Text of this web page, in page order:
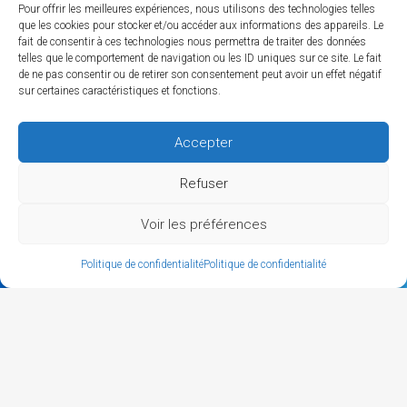
Pour offrir les meilleures expériences, nous utilisons des technologies telles
que les cookies pour stocker et/ou accéder aux informations des appareils. Le
fait de consentir à ces technologies nous permettra de traiter des données
telles que le comportement de navigation ou les ID uniques sur ce site. Le fait
de ne pas consentir ou de retirer son consentement peut avoir un effet négatif
sur certaines caractéristiques et fonctions.
Accepter
Refuser
Voir les préférences
Politique de confidentialitéPolitique de confidentialité
Notre partenaire
L'annuaire des membres